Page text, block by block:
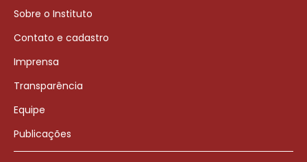
Sobre o Instituto
Contato e cadastro
Imprensa
Transparência
Equipe
Publicações